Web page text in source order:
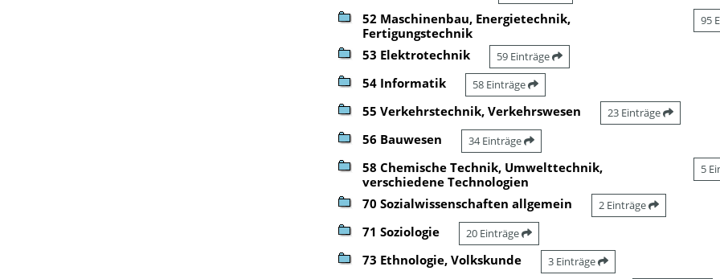
52 Maschinenbau, Energietechnik,
Fertigungstechnik
95
53 Elektrotechnik 59 Einträge
54 Informatik 58 Einträge
55 Verkehrstechnik, Verkehrswesen 23 Einträge
56 Bauwesen 34 Einträge
58 Chemische Technik, Umwelttechnik,
verschiedene Technologien
5
70 Sozialwissenschaften allgemein 2 Einträge
71 Soziologie 20 Einträge
73 Ethnologie, Volkskunde 3 Einträge